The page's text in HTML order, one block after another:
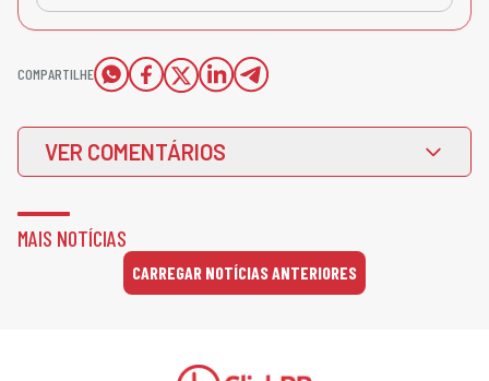
COMPARTILHE
VER COMENTÁRIOS
MAIS NOTÍCIAS
CARREGAR NOTÍCIAS ANTERIORES